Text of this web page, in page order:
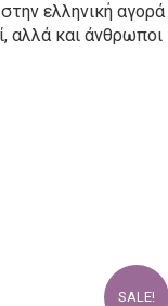
ελληνική
αλλά και άνθρωποι
SALE!